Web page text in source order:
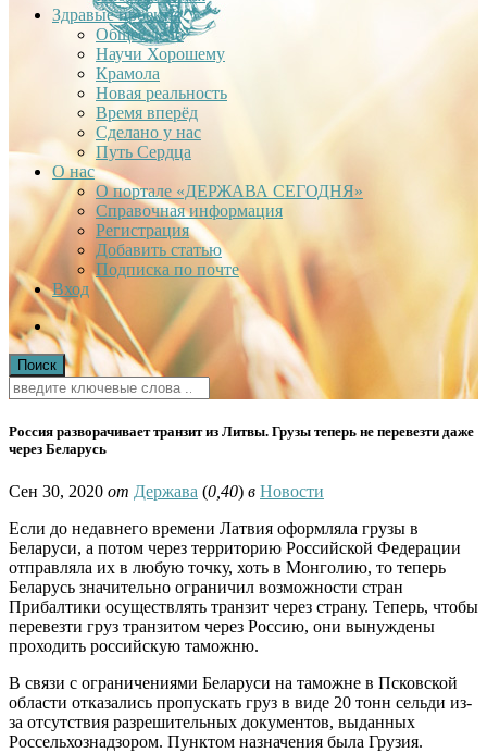
Здравые проекты
Общее дело
Научи Хорошему
Крамола
Новая реальность
Время вперёд
Сделано у нас
Путь Сердца
О нас
О портале «ДЕРЖАВА СЕГОДНЯ»
Справочная информация
Регистрация
Добавить статью
Подписка по почте
Вход
Россия разворачивает транзит из Литвы. Грузы теперь не перевезти даже
через Беларусь
Сен 30, 2020 от Держава (0,40) в Новости
Если до недавнего времени Латвия оформляла грузы в
Беларуси, а потом через территорию Российской Федерации
отправляла их в любую точку, хоть в Монголию, то теперь
Беларусь значительно ограничил возможности стран
Прибалтики осуществлять транзит через страну. Теперь, чтобы
перевезти груз транзитом через Россию, они вынуждены
проходить российскую таможню.
В связи с ограничениями Беларуси на таможне в Псковской
области отказались пропускать груз в виде 20 тонн сельди из-
за отсутствия разрешительных документов, выданных
Россельхознадзором. Пунктом назначения была Грузия.